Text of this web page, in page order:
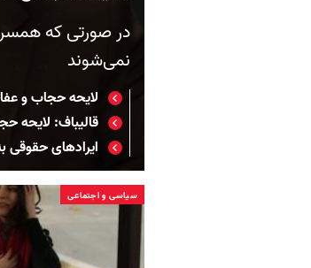
در صورتی‌ که
نمی‌شوند
لایحه حجاب و
قالیباف: لایحه
ایرادهای حقوقی
سیاسی و اجتماعی